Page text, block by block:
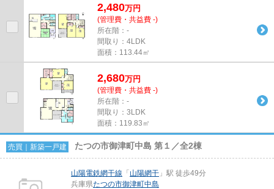
2,480万円
(管理費・共益費 -)
所在階：-
間取り：4LDK
面積：113.44㎡
2,680万円
(管理費・共益費 -)
所在階：-
間取り：3LDK
面積：119.83㎡
売買｜新築一戸建 たつの市御津町中島 第１／全2棟
山陽電鉄網干線 「 山陽網干 」駅 徒歩49分
兵庫県たつの市御津町中島